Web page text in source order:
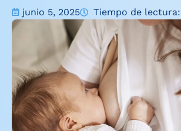
junio 5, 2025 Tiempo de